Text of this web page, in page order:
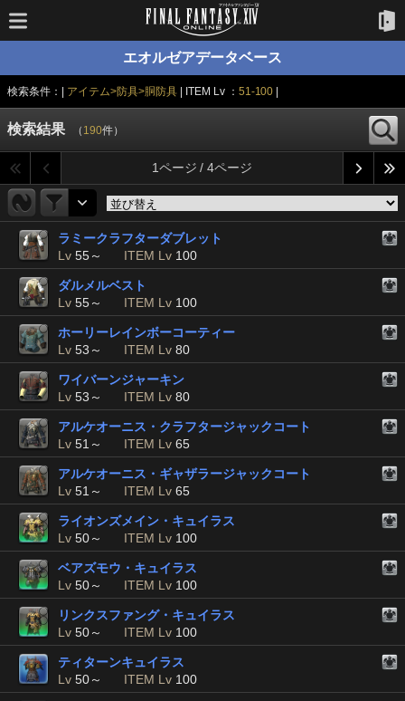
エオルゼアデータベース
検索条件：| アイテム>防具>胴防具 | ITEM Lv ： 51-100
検索結果 （ 190件）
1ページ / 4ページ
ラミークラフターダブレット
Lv 55～ ITEM Lv 100
ダルメルベスト
Lv 55～ ITEM Lv 100
ホーリーレインボーコーティー
Lv 53～ ITEM Lv 80
ワイバーンジャーキン
Lv 53～ ITEM Lv 80
アルケオーニス・クラフタージャックコート
Lv 51～ ITEM Lv 65
アルケオーニス・ギャザラージャックコート
Lv 51～ ITEM Lv 65
ライオンズメイン・キュイラス
Lv 50～ ITEM Lv 100
ベアズモウ・キュイラス
Lv 50～ ITEM Lv 100
リンクスファング・キュイラス
Lv 50～ ITEM Lv 100
ティターンキュイラス
Lv 50～ ITEM Lv 100